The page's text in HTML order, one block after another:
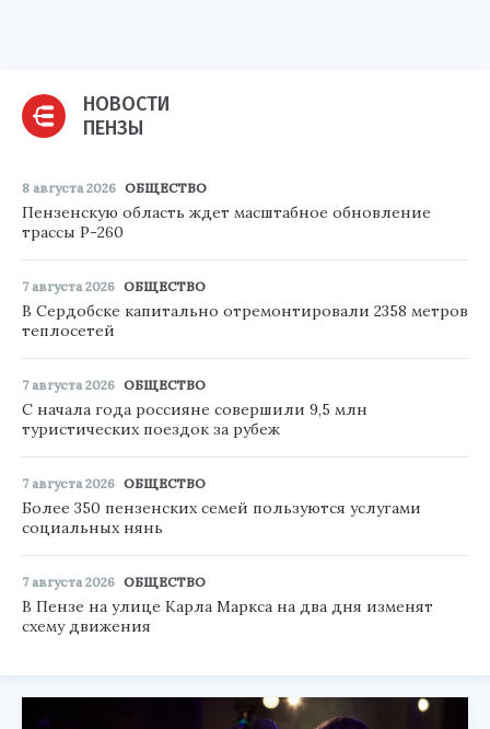
НОВОСТИ
ПЕНЗЫ
8 августа 2026 ОБЩЕСТВО
Пензенскую область ждет масштабное обновление
трассы Р-260
7 августа 2026 ОБЩЕСТВО
В Сердобске капитально отремонтировали 2358 метров
теплосетей
7 августа 2026 ОБЩЕСТВО
С начала года россияне совершили 9,5 млн
туристических поездок за рубеж
7 августа 2026 ОБЩЕСТВО
Более 350 пензенских семей пользуются услугами
социальных нянь
7 августа 2026 ОБЩЕСТВО
В Пензе на улице Карла Маркса на два дня изменят
схему движения